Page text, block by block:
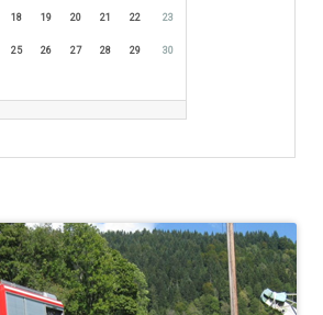
18 19 20 21 22 23
25 26 27 28 29 30